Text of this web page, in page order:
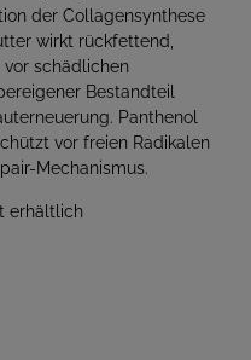
der Collagensynthese
wirkt rückfettend,
schädlichen
Bestandteil
Panthenol
vor freien Radikalen
Mechanismus.
erhältlich